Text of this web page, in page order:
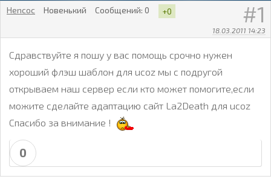
1
18.03.2011 14:23
Hencoc Новенький Сообщений: 0 +0
Сдравствуйте я пошу у вас помощь срочно нужен
хороший флэш шаблон для ucoz мы с подругой
открываем наш сервер если кто может помогите,если
можите сделайте адаптацию сайт La2Death для ucoz
Спасибо за внимание !
0